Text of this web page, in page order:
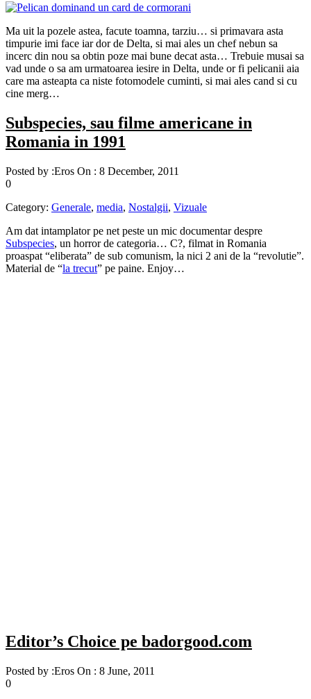
Ma uit la pozele astea, facute toamna, tarziu… si primavara asta
timpurie imi face iar dor de Delta, si mai ales un chef nebun sa
incerc din nou sa obtin poze mai bune decat asta… Trebuie musai sa
vad unde o sa am urmatoarea iesire in Delta, unde or fi pelicanii aia
care ma asteapta ca niste fotomodele cuminti, si mai ales cand si cu
cine merg…
Subspecies, sau filme americane in
Romania in 1991
Posted by :Eros On : 8 December, 2011
0
Category: Generale, media, Nostalgii, Vizuale
Am dat intamplator pe net peste un mic documentar despre
Subspecies, un horror de categoria… C?, filmat in Romania
proaspat “eliberata” de sub comunism, la nici 2 ani de la “revolutie”.
Material de “la trecut” pe paine. Enjoy…
Editor’s Choice pe badorgood.com
Posted by :Eros On : 8 June, 2011
0